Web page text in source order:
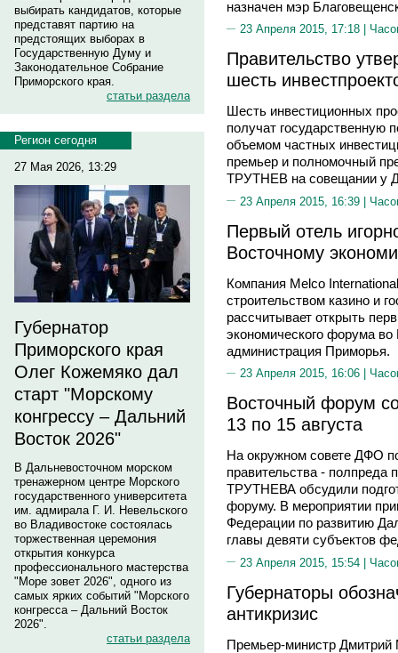
выбирать кандидатов, которые
представят партию на
предстоящих выборах в
Государственную Думу и
Законодательное Собрание
Приморского края.
статьи раздела
Регион сегодня
27 Мая 2026, 13:29
Губернатор
Приморского края
Олег Кожемяко дал
старт "Морскому
конгрессу – Дальний
Восток 2026"
В Дальневосточном морском
тренажерном центре Морского
государственного университета
им. адмирала Г. И. Невельского
во Владивостоке состоялась
торжественная церемония
открытия конкурса
профессионального мастерства
"Море зовет 2026", одного из
самых ярких событий "Морского
конгресса – Дальний Восток
2026".
статьи раздела
назначен мэр
23 Апреля 2015, 17:18 |
Правительство
шесть
Шесть инвестиционных
получат государственную
объемом частных
премьер и полномочный
ТРУТНЕВ на совещании у
23 Апреля 2015, 16:39 |
Первый отель
Восточному
Компания Melco
строительством казино и
рассчитывает открыть
экономического форума
администрация Приморья.
23 Апреля 2015, 16:06 |
Восточный форум
13 по 15 августа
На окружном совете ДФО
правительства -
ТРУТНЕВА обсудили
форуму. В мероприятии
Федерации по развитию
главы девяти субъектов
23 Апреля 2015, 15:54 |
Губернаторы
антикризис
Премьер-министр